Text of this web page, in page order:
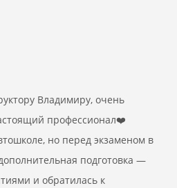
Владимиру, очень
профессионал❤️
но перед экзаменом в
подготовка —
и обратилась к